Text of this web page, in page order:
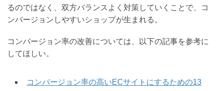
るのではなく、双方バランスよく対策していくことで、コ
ンバージョンしやすいショップが生まれる。
コンバージョン率の改善については、以下の記事を参考に
してほしい。
コンバージョン率の高いECサイトにするための13